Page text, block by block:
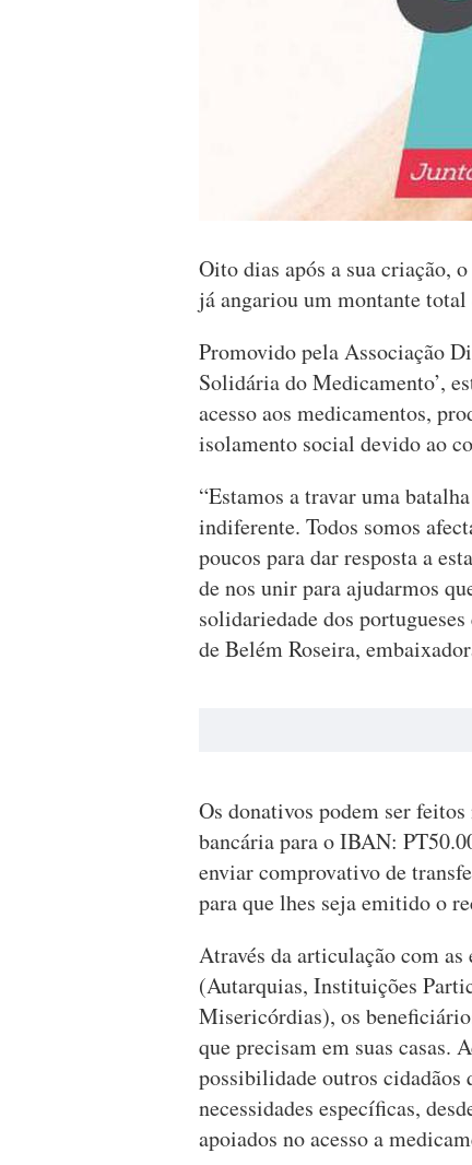
Oito dias após a sua criação,
já angariou um montante
Promovido pela Associação
Solidária do Medicamento’,
acesso aos medicamentos,
isolamento social devido ao
“Estamos a travar uma
indiferente. Todos somos
poucos para dar resposta a
de nos unir para ajudarmos
solidariedade dos
de Belém Roseira,
Os donativos podem ser
bancária para o IBAN:
enviar comprovativo de
para que lhes seja emitido o
Através da articulação com
(Autarquias, Instituições
Misericórdias), os
que precisam em suas casas.
possibilidade outros cidadãos
necessidades específicas,
apoiados no acesso a